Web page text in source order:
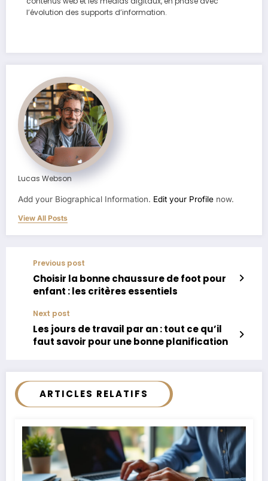
l’évolution des supports d’information.
Lucas Webson
Add your Biographical Information. Edit your Profile now.
View All Posts
Previous post
Choisir la bonne chaussure de foot pour
enfant : les critères essentiels
Next post
Les jours de travail par an : tout ce qu’il
faut savoir pour une bonne planification
ARTICLES RELATIFS